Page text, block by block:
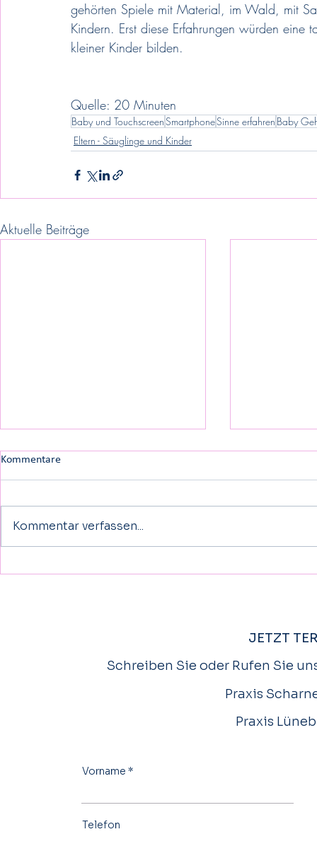
gehörten Spiele mit Material, im Wald, mit
Kindern. Erst diese Erfahrungen würden
kleiner Kinder bilden.
Quelle: 20 Minuten
Baby und TouchscreenSmartphoneSinne erfahren Baby
Eltern - Säuglinge und Kinder
Aktuelle Beiträge
Kommentare
Kommentar verfassen...
JETZT
Schreiben Sie oder Rufen Sie
Praxis
Praxis
Vorname
Telefon